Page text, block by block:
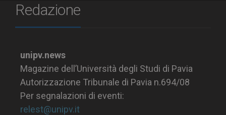
Redazione
unipv.news
Magazine dell’Università degli Studi di Pavia
Autorizzazione Tribunale di Pavia n.694/08
Per segnalazioni di eventi:
relest@unipv.it